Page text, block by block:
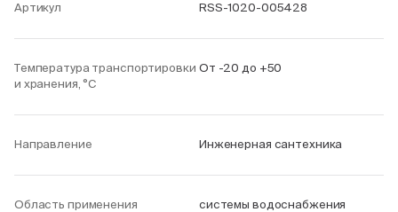
Артикул RSS-1020-005428
Температура транспортировки
и хранения, °С
От -20 до +50
Направление Инженерная сантехника
Область применения системы водоснабжения